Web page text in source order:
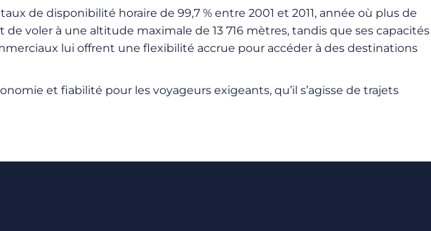
de disponibilité horaire de 99,7 % entre 2001 et 2011, année où plus de
voler à une altitude maximale de 13 716 mètres, tandis que ses capacités
lui offrent une flexibilité accrue pour accéder à des destinations
et fiabilité pour les voyageurs exigeants, qu’il s’agisse de trajets